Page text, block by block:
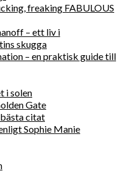
freaking FABULOUS
– ett liv i
skugga
– en praktisk guide till
i solen
Gate
citat
Sophie Manie